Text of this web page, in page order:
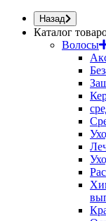
Назад
Каталог
Волосы